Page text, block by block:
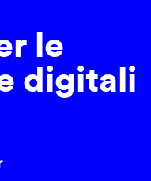
le
digitali